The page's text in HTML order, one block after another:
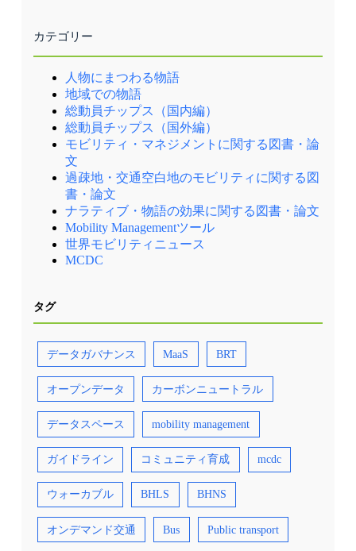
カテゴリー
人物にまつわる物語
地域での物語
総動員チップス（国内編）
総動員チップス（国外編）
モビリティ・マネジメントに関する図書・論
文
過疎地・交通空白地のモビリティに関する図
書・論文
ナラティブ・物語の効果に関する図書・論文
Mobility Managementツール
世界モビリティニュース
MCDC
タグ
データガバナンス MaaS BRT
オープンデータ カーボンニュートラル
データスペース mobility management
ガイドライン コミュニティ育成 mcdc
ウォーカブル BHLS BHNS
オンデマンド交通 Bus Public transport